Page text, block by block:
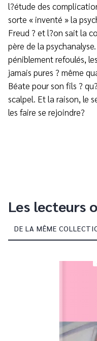
l?étude des
sorte « inventé » la
Freud ? et l?on sait la
père de la
péniblement refoulés,
jamais pures ? même
Béate pour son fils ?
scalpel. Et la raison, le
les faire se rejoindre?
Les lecteurs
DE LA MÊME